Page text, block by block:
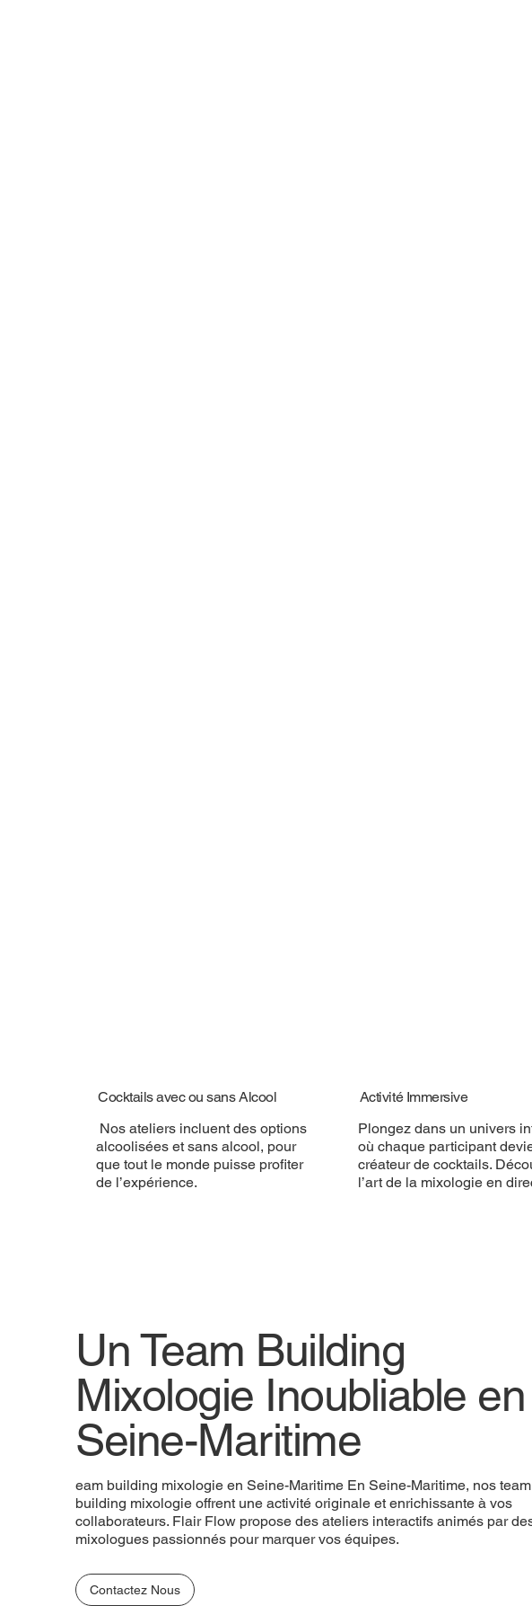
Cocktails avec ou sans Alcool
Nos ateliers incluent des options
alcoolisées et sans alcool, pour
que tout le monde puisse profiter
de l’expérience.
Activité Immersive
Plongez dans un univers
où chaque participant
créateur de cocktails.
l’art de la mixologie en
Un Team Building
Mixologie Inoubliable en
Seine-Maritime
eam building mixologie en Seine-Maritime En Seine-Maritime, nos team
building mixologie offrent une activité originale et enrichissante à vos
collaborateurs. Flair Flow propose des ateliers interactifs animés par
mixologues passionnés pour marquer vos équipes.
Contactez Nous